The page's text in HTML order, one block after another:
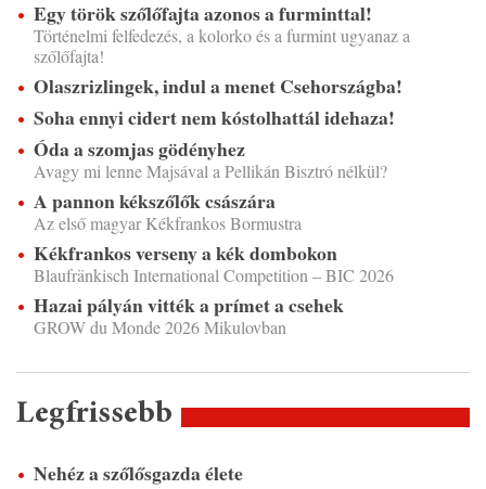
Egy török szőlőfajta azonos a furminttal!
Történelmi felfedezés, a kolorko és a furmint ugyanaz a
szőlőfajta!
Olaszrizlingek, indul a menet Csehországba!
Soha ennyi cidert nem kóstolhattál idehaza!
Óda a szomjas gödényhez
Avagy mi lenne Majsával a Pellikán Bisztró nélkül?
A pannon kékszőlők császára
Az első magyar Kékfrankos Bormustra
Kékfrankos verseny a kék dombokon
Blaufränkisch International Competition – BIC 2026
Hazai pályán vitték a prímet a csehek
GROW du Monde 2026 Mikulovban
Legfrissebb
Nehéz a szőlősgazda élete